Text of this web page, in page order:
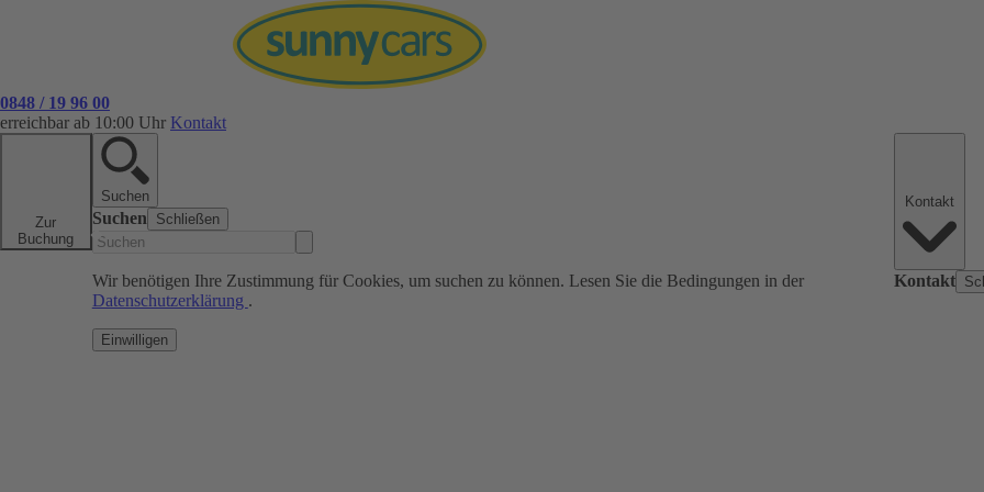
0848 / 19 96 00
erreichbar ab 10:00 Uhr Kontakt
Zur
Buchung
Suchen
Suchen Schließen
Wir benötigen Ihre Zustimmung für Cookies, um suchen zu können. Lesen Sie die Bedingungen in der
Datenschutzerklärung .
Einwilligen
Kontakt